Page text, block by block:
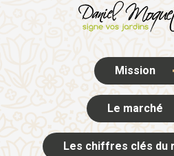
Mission
Le marché
Les chiffres clés du